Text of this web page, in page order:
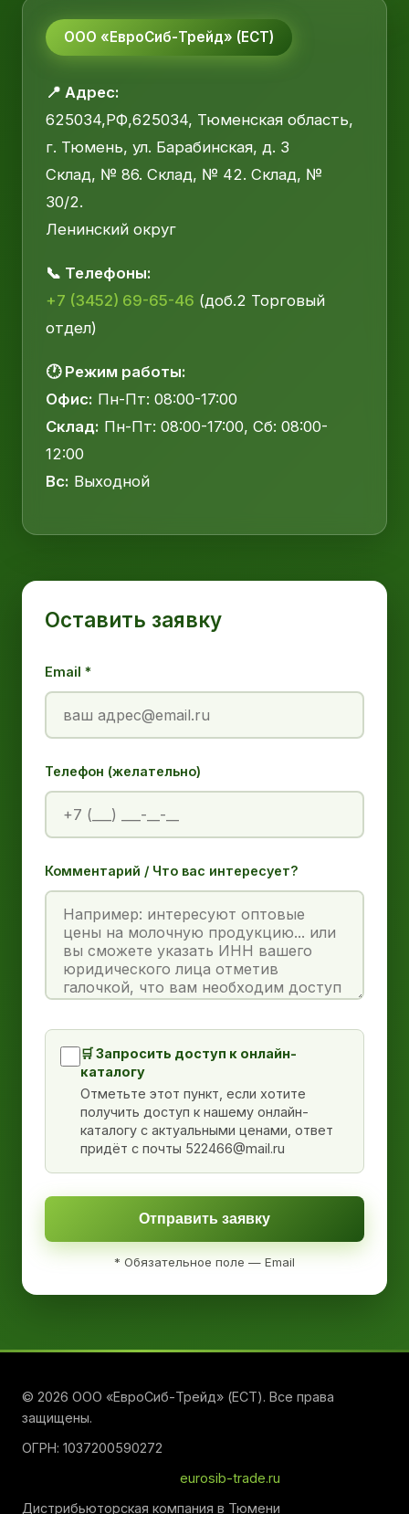
ООО «ЕвроСиб-Трейд» (ЕСТ)
📍 Адрес:
625034,РФ,625034, Тюменская область,
г. Тюмень, ул. Барабинская, д. 3
Склад, № 86. Склад, № 42. Склад, №
30/2.
Ленинский округ
📞 Телефоны:
+7 (3452) 69-65-46 (доб.2 Торговый
отдел)
🕐 Режим работы:
Офис: Пн-Пт: 08:00-17:00
Склад: Пн-Пт: 08:00-17:00, Сб: 08:00-
12:00
Вс: Выходной
Оставить заявку
Email *
Телефон (желательно)
Комментарий / Что вас интересует?
🛒 Запросить доступ к онлайн-
каталогу
Отметьте этот пункт, если хотите
получить доступ к нашему онлайн-
каталогу с актуальными ценами, ответ
придёт с почты 522466@mail.ru
Отправить заявку
* Обязательное поле — Email
© 2026 ООО «ЕвроСиб-Трейд» (ЕСТ). Все права
защищены.
ОГРН: 1037200590272
eurosib-trade.ru
Дистрибьюторская компания в Тюмени